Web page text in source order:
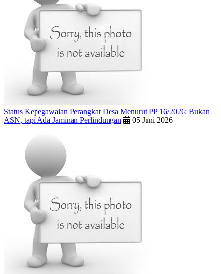
Status Kepegawaian Perangkat Desa Menurut PP 16/2026: Bukan
ASN, tapi Ada Jaminan Perlindungan
05 Juni 2026